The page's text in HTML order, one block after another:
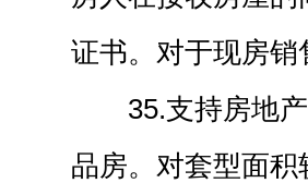
证书。对于现房
35.支持房地
品房。对套型面